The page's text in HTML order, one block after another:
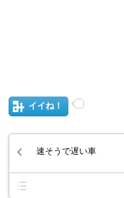
イイね！
速そうで遅い車